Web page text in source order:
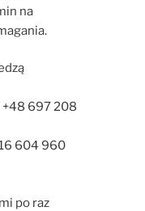
na
+48 697 208
604 960
po raz